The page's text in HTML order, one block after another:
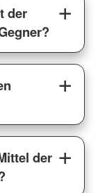
der
der